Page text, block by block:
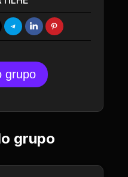
grupo
grupo